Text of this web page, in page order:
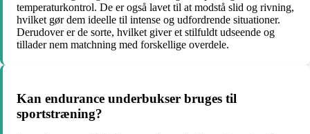
temperaturkontrol. De er også lavet til at modstå slid og rivning,
hvilket gør dem ideelle til intense og udfordrende situationer.
Derudover er de sorte, hvilket giver et stilfuldt udseende og
tillader nem matchning med forskellige overdele.
Kan endurance underbukser bruges til
sportstræning?